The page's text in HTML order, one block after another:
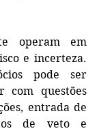
operam em
e incerteza.
pode ser
com questões
entrada de
de veto e